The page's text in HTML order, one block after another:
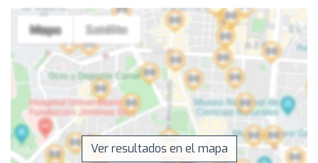
Ver resultados en el mapa